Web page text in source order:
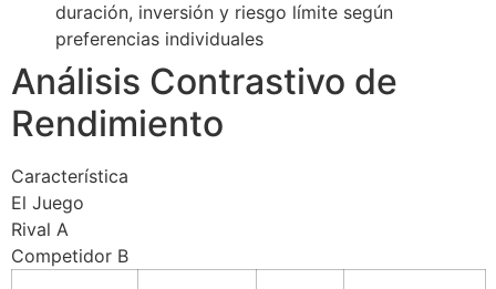
duración, inversión y riesgo límite según
preferencias individuales
Análisis Contrastivo de
Rendimiento
Característica
El Juego
Rival A
Competidor B